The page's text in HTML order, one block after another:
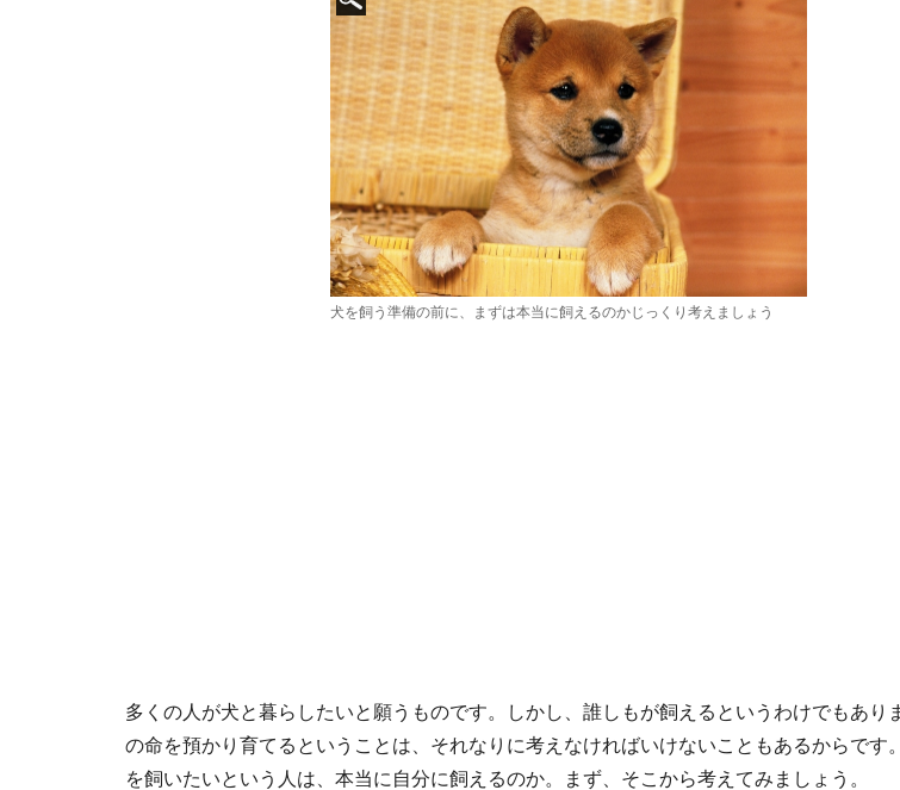
犬を飼う準備の前に、まずは本当に飼えるのかじっくり考えましょう
多くの人が犬と暮らしたいと願うものです。しかし、誰しもが飼えるというわけでもあり
の命を預かり育てるということは、それなりに考えなければいけないこともあるからです
を飼いたいという人は、本当に自分に飼えるのか。まず、そこから考えてみましょう。